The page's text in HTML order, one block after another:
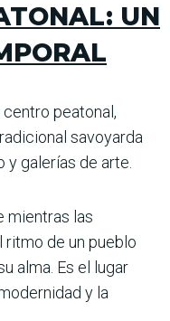
UN
peatonal,
savoyarda
y galerías de arte.
mientras las
ritmo de un pueblo
alma. Es el lugar
y la